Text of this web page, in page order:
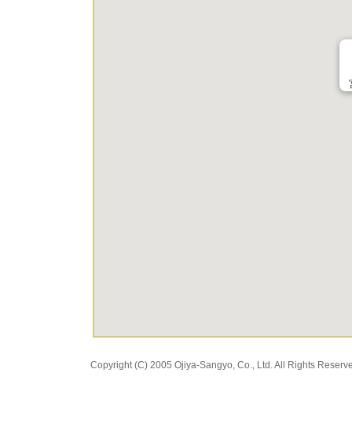
Copyright (C) 2005 Ojiya-Sangyo, Co., Ltd. All Rights